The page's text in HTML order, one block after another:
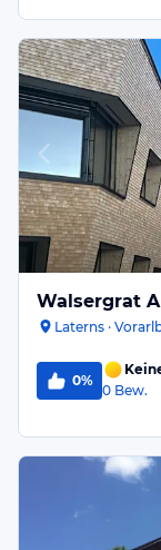
Walsergrat
Laterns ·
0%
0 Bew.